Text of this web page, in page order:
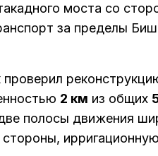
моста со
за пределы
2 км из общих
полосы движения